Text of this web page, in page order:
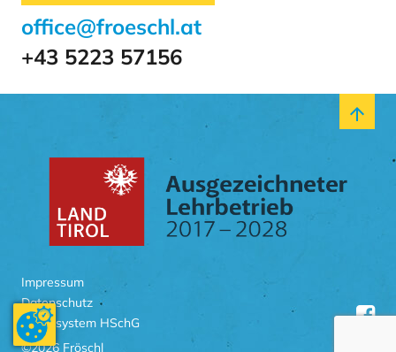
office@froeschl.at
+43 5223 57156
©2026 Fröschl
Impressum
Datenschutz
Meldesystem HSchG
arrow_upward